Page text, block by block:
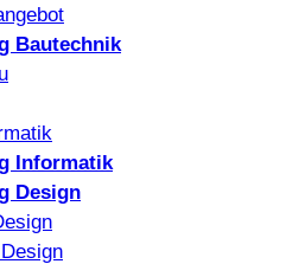
Bautechnik
Informatik
Design